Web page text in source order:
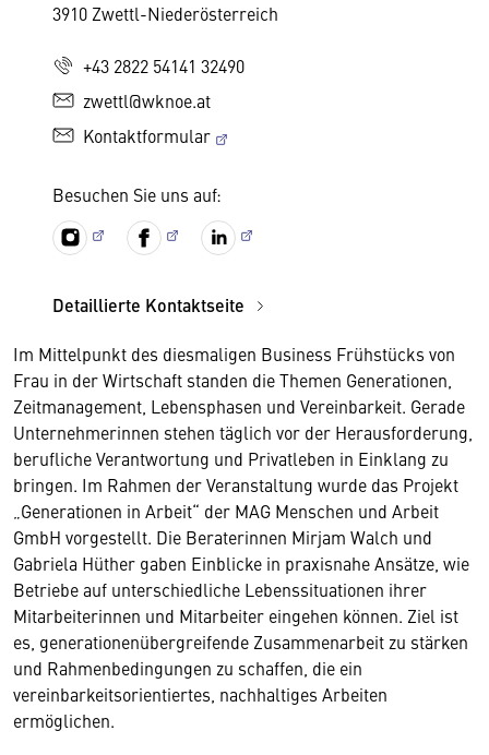
3910 Zwettl-Niederösterreich
+43 2822 54141 32490
zwettl@wknoe.at
Kontaktformular
Besuchen Sie uns auf:
Detaillierte Kontaktseite
Im Mittelpunkt des diesmaligen Business Frühstücks von
Frau in der Wirtschaft standen die Themen Generationen,
Zeitmanagement, Lebensphasen und Vereinbarkeit. Gerade
Unternehmerinnen stehen täglich vor der Herausforderung,
berufliche Verantwortung und Privatleben in Einklang zu
bringen. Im Rahmen der Veranstaltung wurde das Projekt
„Generationen in Arbeit“ der MAG Menschen und Arbeit
GmbH vorgestellt. Die Beraterinnen Mirjam Walch und
Gabriela Hüther gaben Einblicke in praxisnahe Ansätze, wie
Betriebe auf unterschiedliche Lebenssituationen ihrer
Mitarbeiterinnen und Mitarbeiter eingehen können. Ziel ist
es, generationenübergreifende Zusammenarbeit zu stärken
und Rahmenbedingungen zu schaffen, die ein
vereinbarkeitsorientiertes, nachhaltiges Arbeiten
ermöglichen.